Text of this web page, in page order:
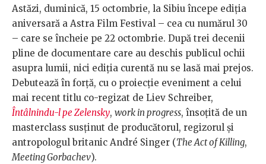
Astăzi, duminică, 15 octombrie, la Sibiu începe ediția
aniversară a Astra Film Festival – cea cu numărul 30
– care se încheie pe 22 octombrie. După trei decenii
pline de documentare care au deschis publicul ochii
asupra lumii, nici ediția curentă nu se lasă mai prejos.
Debutează în forță, cu o proiecție eveniment a celui
mai recent titlu co-regizat de Liev Schreiber,
Întâlnindu-l pe Zelensky, work in progress, însoțită de un
masterclass susținut de producătorul, regizorul și
antropologul britanic André Singer (The Act of Killing,
Meeting Gorbachev).